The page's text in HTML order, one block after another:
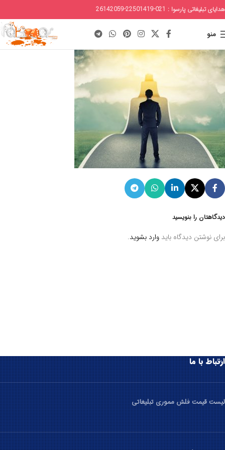
هدایای تبلیغاتی پارسوا : 021-22501419-26142059
منو
دیدگاهتان را بنویسید
برای نوشتن دیدگاه باید وارد بشوید.
ارتباط با ما
لیست قیمت فلش مموری تبلیغاتی